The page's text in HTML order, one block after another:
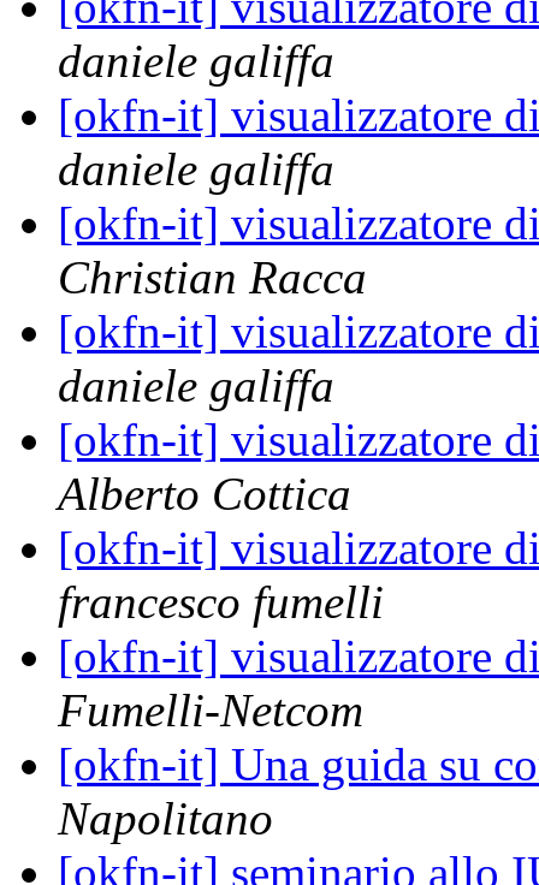
daniele galiffa
[okfn-it] visualizzatore
daniele galiffa
[okfn-it] visualizzatore
Christian Racca
[okfn-it] visualizzatore
daniele galiffa
[okfn-it] visualizzatore
Alberto Cottica
[okfn-it] visualizzatore
francesco fumelli
[okfn-it] visualizzatore
Fumelli-Netcom
[okfn-it] Una guida su
Napolitano
[okfn-it] seminario allo